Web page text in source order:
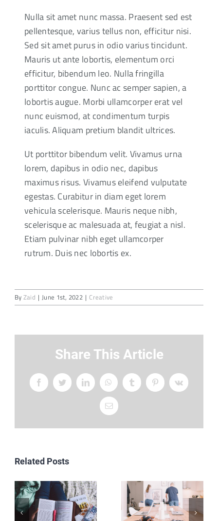
Nulla sit amet nunc massa. Praesent sed est
pellentesque, varius tellus non, efficitur nisi.
Sed sit amet purus in odio varius tincidunt.
Mauris ut ante lobortis, elementum orci
efficitur, bibendum leo. Nulla fringilla
porttitor congue. Nunc ac semper sapien, a
lobortis augue. Morbi ullamcorper erat vel
nunc euismod, at condimentum turpis
iaculis. Aliquam pretium blandit ultrices.
Ut porttitor bibendum velit. Vivamus urna
lorem, dapibus in odio nec, dapibus
maximus risus. Vivamus eleifend vulputate
egestas. Curabitur in diam eget lorem
vehicula scelerisque. Mauris neque nibh,
scelerisque ac malesuada at, feugiat a nisl.
Etiam pulvinar nibh eget ullamcorper
rutrum. Duis nec lobortis ex.
By Zaid | June 1st, 2022 | Creative
Share This Article
FacebookTwitter LinkedInWhatsAppTumblrPinterestVk
Email
Related Posts